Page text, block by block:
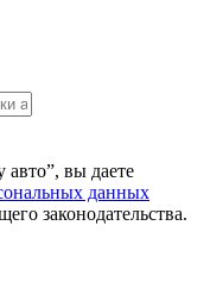
вы даете
данных
законодательства.